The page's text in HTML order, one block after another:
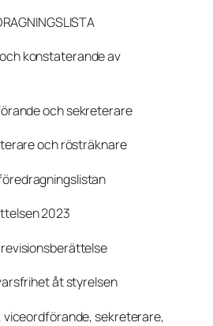
konstaterande av
och sekreterare
och rösträknare
2023
åt styrelsen
viceordförande, sekreterare,